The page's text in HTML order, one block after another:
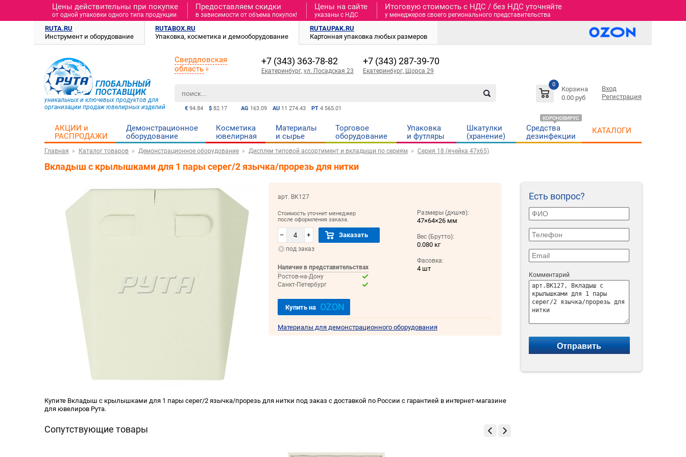
Цены действительны при покупке
от одной упаковки одного типа продукции
Предоставляем скидки
в зависимости от объема покупок!
Цены на сайте
указаны с НДС
Итоговую стоимость c НДС / без НДС уточняйте
у менеджеров своего регионального представительства
RUTA.RU
Инструмент и оборудование
RUTABOX.RU
Упаковка, косметика и демооборудование
RUTAUPAK.RU
Картонная упаковка любых размеров
ГЛОБАЛЬНЫЙ
ПОСТАВЩИК
уникальных и ключевых продуктов для
организации продаж ювелирных изделий
AG 163.09 AU 11 274.43 PT 4 565.01
€ 94.84 $ 82.17
0
Корзина
0.00 руб
Вход
Регистрация
Свердловская
область
+7 (343) 363-78-82
Екатеринбург, ул. Посадская 23
+7 (343) 287-39-70
Екатеринбург, Щорса 29
АКЦИИ и
РАСПРОДАЖИ
Демонстрационное
оборудование
Косметика
ювелирная
Материалы
и cырье
Торговое
оборудование
Упаковка
и футляры
Шкатулки
(хранение)
Средства
дезинфекции
КОРОНОВИРУС
КАТАЛОГИ
Главная Каталог товаров Демонстрационное оборудование Дисплеи типовой ассортимент и вкладыши по сериям Серия 18 (ячейка 47х65)
Вкладыш с крылышками для 1 пары серег/2 язычка/прорезь для нитки
Есть вопрос?
Комментарий
арт. ВК127
Стоимость уточнит менеджер
после оформления заказа.
– + Заказать
под заказ
Наличие в представительствах
Ростов-на-Дону
Санкт-Петербург
Размеры (д×ш×в):
47×64×26 мм
Вес (Брутто):
0.080 кг
Фасовка:
4 шт
Купить на OZON
Материалы для демонстрационного оборудования
Купите Вкладыш с крылышками для 1 пары серег/2 язычка/прорезь для нитки под заказ с доставкой по России с гарантией в интернет-магазине
для ювелиров Рута.
Сопутствующие товары